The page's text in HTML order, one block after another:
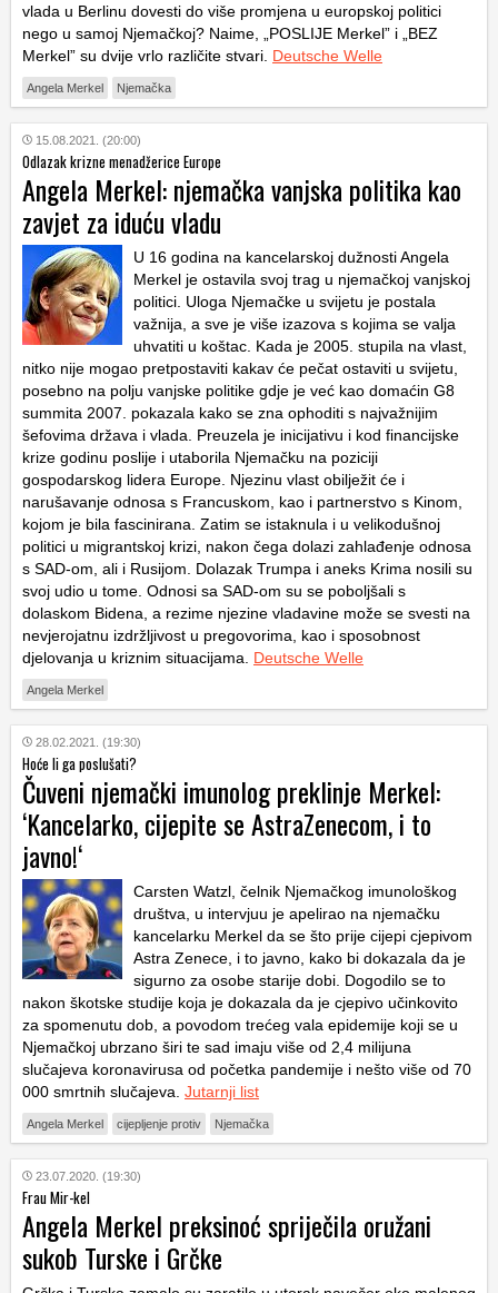
vlada u Berlinu dovesti do više promjena u europskoj politici
nego u samoj Njemačkoj? Naime, „POSLIJE Merkel” i „BEZ
Merkel” su dvije vrlo različite stvari. Deutsche Welle
Angela Merkel Njemačka
15.08.2021. (20:00)
Odlazak krizne menadžerice Europe
Angela Merkel: njemačka vanjska politika kao
zavjet za iduću vladu
U 16 godina na kancelarskoj dužnosti Angela
Merkel je ostavila svoj trag u njemačkoj vanjskoj
politici. Uloga Njemačke u svijetu je postala
važnija, a sve je više izazova s kojima se valja
uhvatiti u koštac. Kada je 2005. stupila na vlast,
nitko nije mogao pretpostaviti kakav će pečat ostaviti u svijetu,
posebno na polju vanjske politike gdje je već kao domaćin G8
summita 2007. pokazala kako se zna ophoditi s najvažnijim
šefovima država i vlada. Preuzela je inicijativu i kod financijske
krize godinu poslije i utaborila Njemačku na poziciji
gospodarskog lidera Europe. Njezinu vlast obilježit će i
narušavanje odnosa s Francuskom, kao i partnerstvo s Kinom,
kojom je bila fascinirana. Zatim se istaknula i u velikodušnoj
politici u migrantskoj krizi, nakon čega dolazi zahlađenje odnosa
s SAD-om, ali i Rusijom. Dolazak Trumpa i aneks Krima nosili su
svoj udio u tome. Odnosi sa SAD-om su se poboljšali s
dolaskom Bidena, a rezime njezine vladavine može se svesti na
nevjerojatnu izdržljivost u pregovorima, kao i sposobnost
djelovanja u kriznim situacijama. Deutsche Welle
Angela Merkel
28.02.2021. (19:30)
Hoće li ga poslušati?
Čuveni njemački imunolog preklinje Merkel:
‘Kancelarko, cijepite se AstraZenecom, i to
javno!‘
Carsten Watzl, čelnik Njemačkog imunološkog
društva, u intervjuu je apelirao na njemačku
kancelarku Merkel da se što prije cijepi cjepivom
Astra Zenece, i to javno, kako bi dokazala da je
sigurno za osobe starije dobi. Dogodilo se to
nakon škotske studije koja je dokazala da je cjepivo učinkovito
za spomenutu dob, a povodom trećeg vala epidemije koji se u
Njemačkoj ubrzano širi te sad imaju više od 2,4 milijuna
slučajeva koronavirusa od početka pandemije i nešto više od 70
000 smrtnih slučajeva. Jutarnji list
Angela Merkel cijepljenje protiv Njemačka
23.07.2020. (19:30)
Frau Mir-kel
Angela Merkel preksinoć spriječila oružani
sukob Turske i Grčke